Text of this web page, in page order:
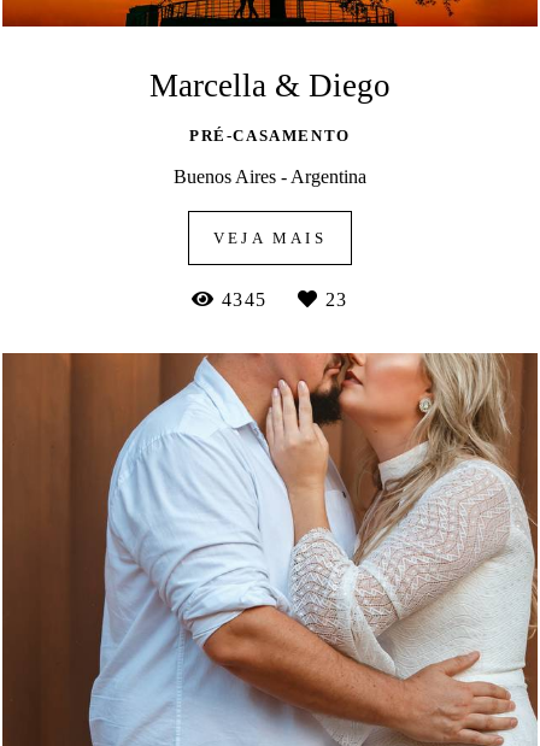
Marcella & Diego
PRÉ-CASAMENTO
Buenos Aires - Argentina
VEJA MAIS
4345 23